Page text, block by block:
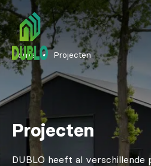
Home
• Projecten
Projecten
DUBLO heeft al verschillende